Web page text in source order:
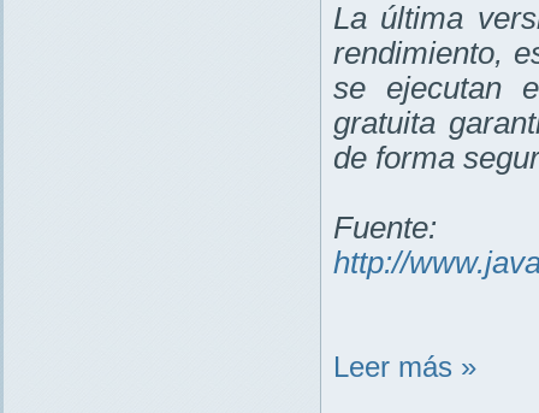
La última
rendimiento,
se ejecutan
gratuita
de forma
Fuente:
http://
Leer más »